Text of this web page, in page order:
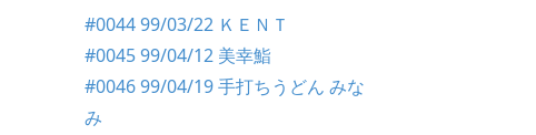
#0044 99/03/22 ＫＥＮＴ
#0045 99/04/12 美幸鮨
#0046 99/04/19 手打ちうどん みな
み